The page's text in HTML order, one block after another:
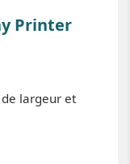
Printer
largeur et